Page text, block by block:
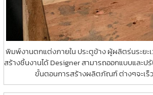
พิมพ์งานตกแต่งภายใน ประตูข้าง ผู้ผลิตร่นระยะ
สร้างชิ้นงานได้ Designer สามารถออกแบบและป
ขั้นตอนการสร้างผลิตภัณฑ์ ต่างๆจะเร็